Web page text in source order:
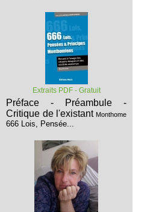
Extraits PDF - Gratuit
Préface - Préambule -
Critique de l'existant Monthome
666 Lois, Pensée...